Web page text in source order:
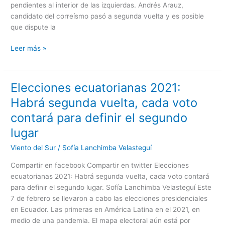
pendientes al interior de las izquierdas. Andrés Arauz,
candidato del correísmo pasó a segunda vuelta y es posible
que dispute la
escenario
electoral
Leer más »
Elecciones ecuatorianas 2021:
Habrá segunda vuelta, cada voto
contará para definir el segundo
lugar
Viento del Sur / Sofía Lanchimba Velasteguí
Compartir en facebook Compartir en twitter Elecciones
ecuatorianas 2021: Habrá segunda vuelta, cada voto contará
para definir el segundo lugar. Sofía Lanchimba Velasteguí Este
7 de febrero se llevaron a cabo las elecciones presidenciales
en Ecuador. Las primeras en América Latina en el 2021, en
medio de una pandemia. El mapa electoral aún está por
Elecciones
ecuatorianas
2021:
Habrá
segunda
vuelta,
cada
voto
contará
para
definir
el
segundo